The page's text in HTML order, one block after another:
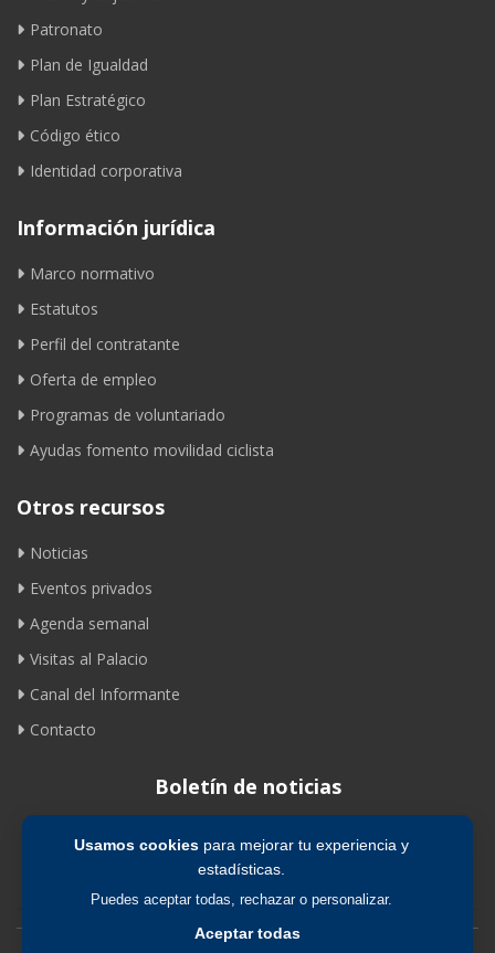
Usamos cookiespara mejorar tu experiencia y
estadísticas.
Puedes aceptar todas, rechazar o personalizar.
Aceptar todas
Patronato
Plan de Igualdad
Plan Estratégico
Código ético
Identidad corporativa
Información jurídica
Marco normativo
Estatutos
Perfil del contratante
Oferta de empleo
Programas de voluntariado
Ayudas fomento movilidad ciclista
Otros recursos
Noticias
Eventos privados
Agenda semanal
Visitas al Palacio
Canal del Informante
Contacto
Boletín de noticias
Suscribirse